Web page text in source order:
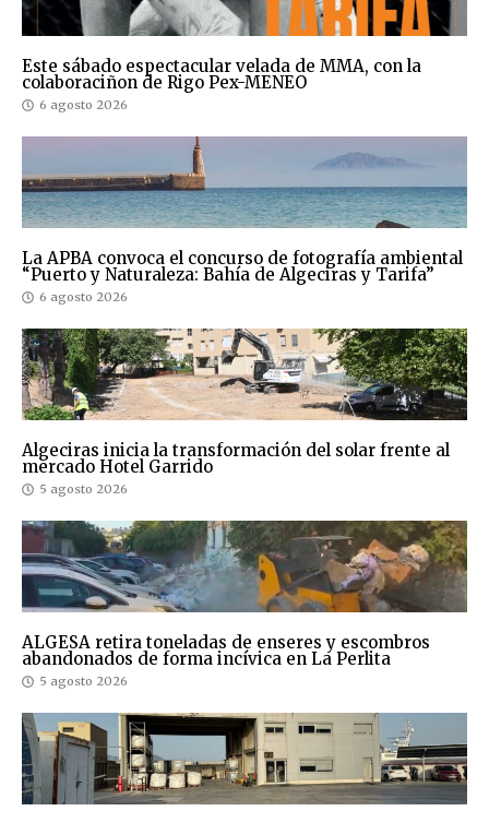
Este sábado espectacular velada de MMA, con la
colaboraciñon de Rigo Pex-MENEO
6 agosto 2026
La APBA convoca el concurso de fotografía ambiental
“Puerto y Naturaleza: Bahía de Algeciras y Tarifa”
6 agosto 2026
Algeciras inicia la transformación del solar frente al
mercado Hotel Garrido
5 agosto 2026
ALGESA retira toneladas de enseres y escombros
abandonados de forma incívica en La Perlita
5 agosto 2026